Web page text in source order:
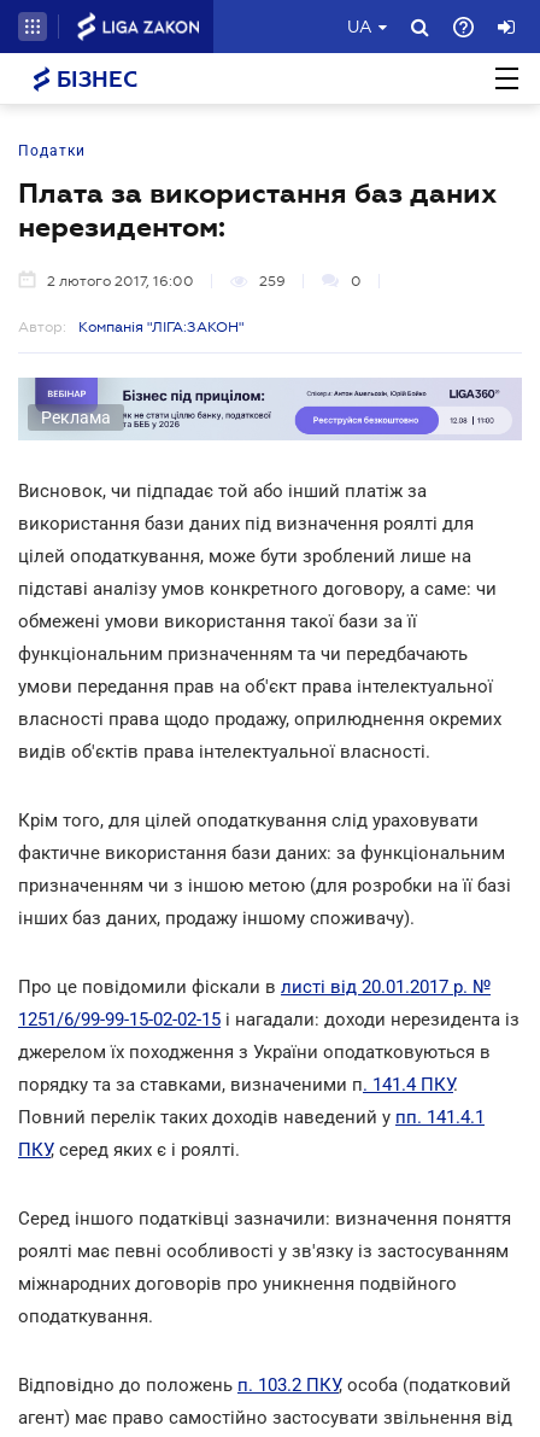
UA
БІЗНЕС
Податки
Плата за використання баз даних
нерезидентом:
2 лютого 2017, 16:00 259 0
Автор: Компанія "ЛІГА:ЗАКОН"
Реклама
Висновок, чи підпадає той або інший платіж за
використання бази даних під визначення роялті для
цілей оподаткування, може бути зроблений лише на
підставі аналізу умов конкретного договору, а саме: чи
обмежені умови використання такої бази за її
функціональним призначенням та чи передбачають
умови передання прав на об'єкт права інтелектуальної
власності права щодо продажу, оприлюднення окремих
видів об'єктів права інтелектуальної власності.
Крім того, для цілей оподаткування слід ураховувати
фактичне використання бази даних: за функціональним
призначенням чи з іншою метою (для розробки на її базі
інших баз даних, продажу іншому споживачу).
Про це повідомили фіскали в листі від 20.01.2017 р. №
1251/6/99-99-15-02-02-15 і нагадали: доходи нерезидента із
джерелом їх походження з України оподатковуються в
порядку та за ставками, визначеними п. 141.4 ПКУ.
Повний перелік таких доходів наведений у пп. 141.4.1
ПКУ, серед яких є і роялті.
Серед іншого податківці зазначили: визначення поняття
роялті має певні особливості у зв'язку із застосуванням
міжнародних договорів про уникнення подвійного
оподаткування.
Відповідно до положень п. 103.2 ПКУ, особа (податковий
агент) має право самостійно застосувати звільнення від